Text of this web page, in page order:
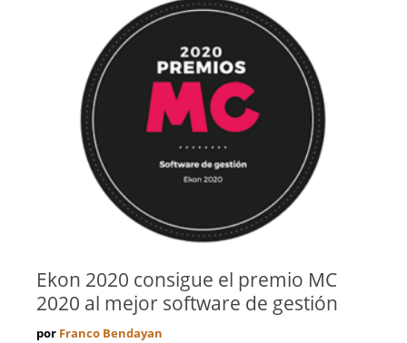
Islas Baleares
La Coruña
La Rioja
Las Palmas
León
Lleida
Madrid
Orense
Palencia
Eficiencia Energética
Financiación de proyectos internacionales
Finanzas empresariales
Formación
Franquicias
Fusiones y Adquisiciones
Gestión de riesgos y cumplimiento
Gestión del Conocimiento
Ingeniería, Proyectos y Obras
Internacionalización de la empresa
Licitaciones y Concursos Públicos
Logística y Transporte
Optimización de costes y eficiencia
Prevención de Riesgos Laborales
Reestructuraciones Empresariales
Refinanciación de Deudas
Ekon 2020 consigue el premio MC
2020 al mejor software de gestión
por Franco Bendayan